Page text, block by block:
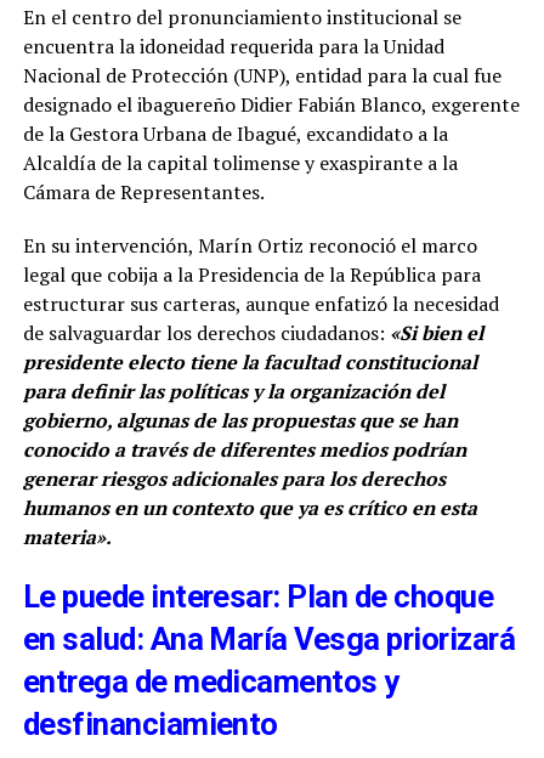
En el centro del pronunciamiento institucional se
encuentra la idoneidad requerida para la Unidad
Nacional de Protección (UNP), entidad para la cual fue
designado el ibaguereño Didier Fabián Blanco, exgerente
de la Gestora Urbana de Ibagué, excandidato a la
Alcaldía de la capital tolimense y exaspirante a la
Cámara de Representantes.
En su intervención, Marín Ortiz reconoció el marco
legal que cobija a la Presidencia de la República para
estructurar sus carteras, aunque enfatizó la necesidad
de salvaguardar los derechos ciudadanos: «Si bien el
presidente electo tiene la facultad constitucional
para definir las políticas y la organización del
gobierno, algunas de las propuestas que se han
conocido a través de diferentes medios podrían
generar riesgos adicionales para los derechos
humanos en un contexto que ya es crítico en esta
materia».
Le puede interesar: Plan de choque
en salud: Ana María Vesga priorizará
entrega de medicamentos y
desfinanciamiento